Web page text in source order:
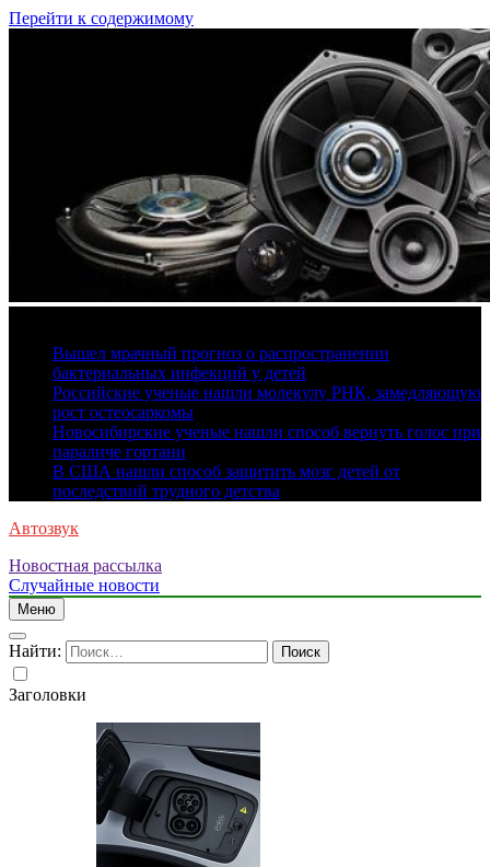
Перейти к содержимому
Вышел мрачный прогноз о распространении
бактериальных инфекций у детей
Российские ученые нашли молекулу РНК, замедляющую
рост остеосаркомы
Новосибирские ученые нашли способ вернуть голос при
параличе гортани
В США нашли способ защитить мозг детей от
последствий трудного детства
Автозвук
Новостная рассылка
Случайные новости
Меню
Найти:
Заголовки